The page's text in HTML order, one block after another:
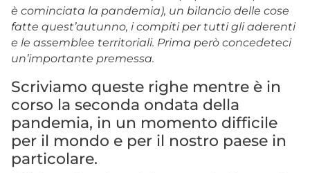
è cominciata la pandemia), un bilancio delle cose
fatte quest’autunno, i compiti per tutti gli aderenti
e le assemblee territoriali. Prima però concedeteci
un’importante premessa.
Scriviamo queste righe mentre è in
corso la seconda ondata della
pandemia, in un momento difficile
per il mondo e per il nostro paese in
particolare.